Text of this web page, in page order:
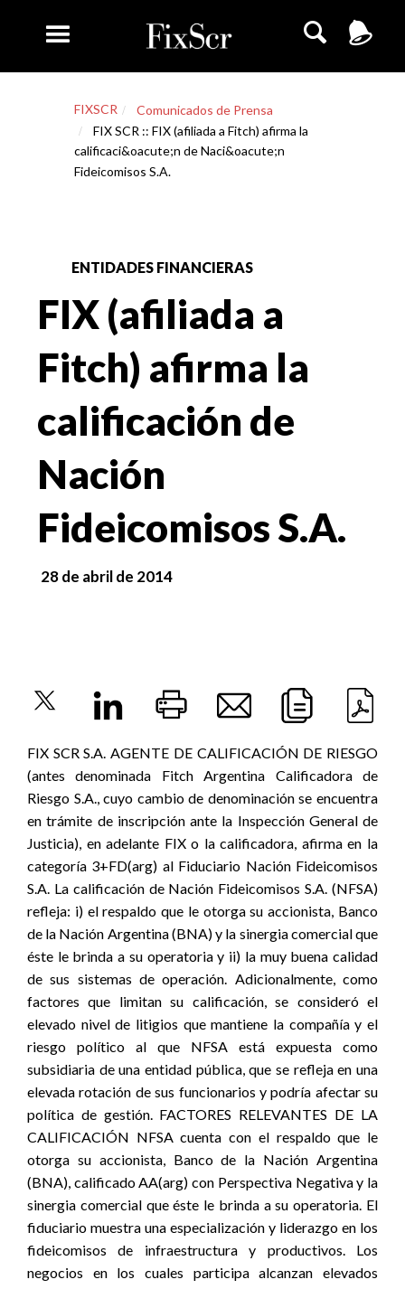
FIXSCR
Comunicados de Prensa
FIX SCR :: FIX (afiliada a Fitch) afirma la
calificaci&oacute;n de Naci&oacute;n
Fideicomisos S.A.
ENTIDADES FINANCIERAS
FIX (afiliada a
Fitch) afirma la
calificación de
Nación
Fideicomisos S.A.
28 de abril de 2014
FIX SCR S.A. AGENTE DE CALIFICACIÓN DE RIESGO
(antes denominada Fitch Argentina Calificadora de
Riesgo S.A., cuyo cambio de denominación se encuentra
en trámite de inscripción ante la Inspección General de
Justicia), en adelante FIX o la calificadora, afirma en la
categoría 3+FD(arg) al Fiduciario Nación Fideicomisos
S.A. La calificación de Nación Fideicomisos S.A. (NFSA)
refleja: i) el respaldo que le otorga su accionista, Banco
de la Nación Argentina (BNA) y la sinergia comercial que
éste le brinda a su operatoria y ii) la muy buena calidad
de sus sistemas de operación. Adicionalmente, como
factores que limitan su calificación, se consideró el
elevado nivel de litigios que mantiene la compañía y el
riesgo político al que NFSA está expuesta como
subsidiaria de una entidad pública, que se refleja en una
elevada rotación de sus funcionarios y podría afectar su
política de gestión. FACTORES RELEVANTES DE LA
CALIFICACIÓN NFSA cuenta con el respaldo que le
otorga su accionista, Banco de la Nación Argentina
(BNA), calificado AA(arg) con Perspectiva Negativa y la
sinergia comercial que éste le brinda a su operatoria. El
fiduciario muestra una especialización y liderazgo en los
fideicomisos de infraestructura y productivos. Los
negocios en los cuales participa alcanzan elevados